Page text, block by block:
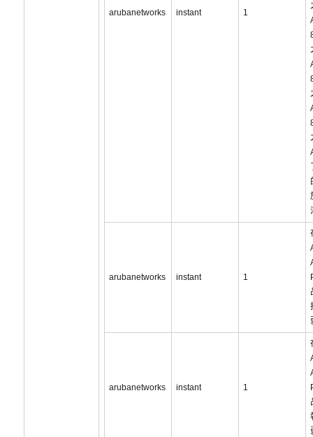
arubanetworks instant 1
arubanetworks instant 1
arubanetworks instant 1